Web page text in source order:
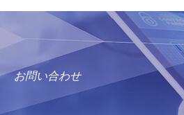
お問い合わせ